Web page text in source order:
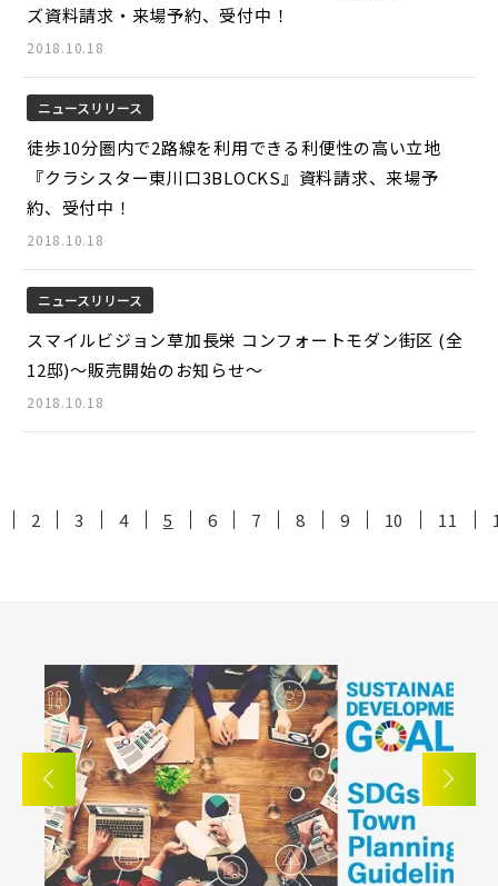
ズ資料請求・来場予約、受付中！
2018.10.18
ニュースリリース
徒歩10分圏内で2路線を利用できる利便性の高い立地
『クラシスター東川口3BLOCKS』資料請求、来場予
約、受付中！
2018.10.18
ニュースリリース
スマイルビジョン草加長栄 コンフォートモダン街区 (全
12邸)～販売開始のお知らせ～
2018.10.18
2 3 4 5 6 7 8 9 10 11